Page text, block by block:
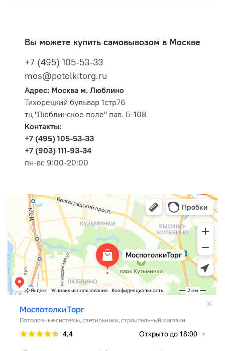
Вы можете купить самовывозом в Москве
+7 (495) 105-53-33
mos@potolkitorg.ru
Адрес: Москва м. Люблино
Тихорецкий бульвар 1стр76
тц "Люблинское поле" пав. Б-108
Контакты:
+7 (495) 105-53-33
+7 (903) 111-93-34
пн-вс 9:00-20:00